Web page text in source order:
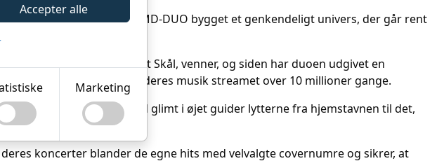
Accepter alle
Marketing
og “Det spiller bar’” har MD-DUO bygget et genkendeligt univers, der går rent
I 2020 fulgte albummet Skål, venner, og siden har duoen udgivet en
Vingegaard. Samlet har deres musik streamet over 10 millioner gange.
på DR P3, hvor de med glimt i øjet guider lytterne fra hjemstavnen til det,
koncerter blander de egne hits med velvalgte covernumre og sikrer, at